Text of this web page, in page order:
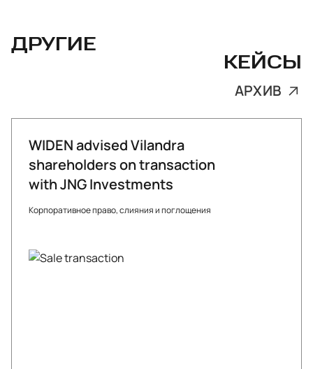
ДРУГИЕ
КЕЙСЫ
АРХИВ
WIDEN advised Vilandra
shareholders on transaction
with JNG Investments
Корпоративное право, слияния и поглощения